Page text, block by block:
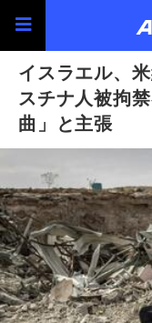
イスラエル、
スチナ人被拘
曲」と主張